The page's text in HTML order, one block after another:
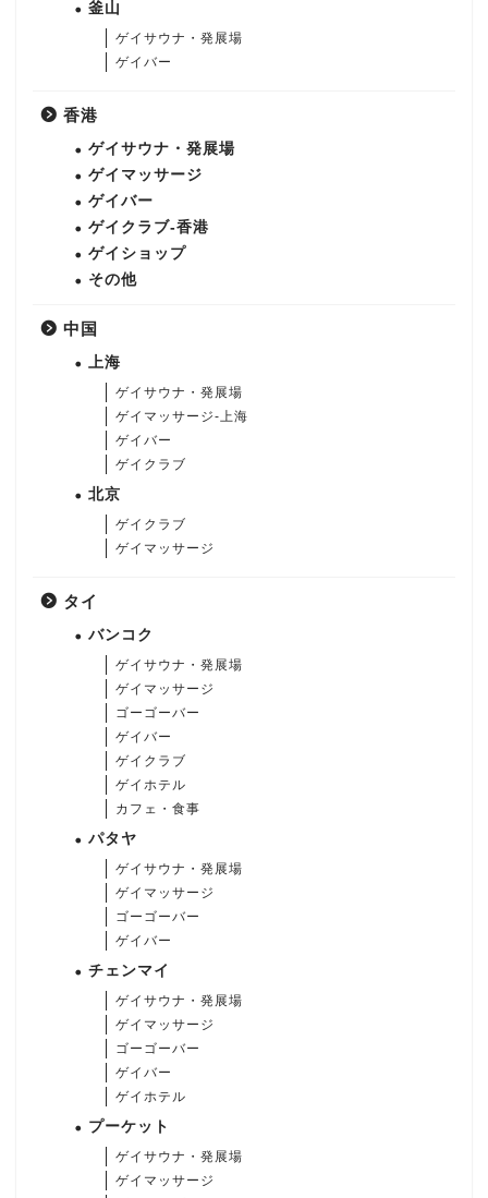
釜山
ゲイサウナ・発展場
ゲイバー
香港
ゲイサウナ・発展場
ゲイマッサージ
ゲイバー
ゲイクラブ-香港
ゲイショップ
その他
中国
上海
ゲイサウナ・発展場
ゲイマッサージ-上海
ゲイバー
ゲイクラブ
北京
ゲイクラブ
ゲイマッサージ
タイ
バンコク
ゲイサウナ・発展場
ゲイマッサージ
ゴーゴーバー
ゲイバー
ゲイクラブ
ゲイホテル
カフェ・食事
パタヤ
ゲイサウナ・発展場
ゲイマッサージ
ゴーゴーバー
ゲイバー
チェンマイ
ゲイサウナ・発展場
ゲイマッサージ
ゴーゴーバー
ゲイバー
ゲイホテル
プーケット
ゲイサウナ・発展場
ゲイマッサージ